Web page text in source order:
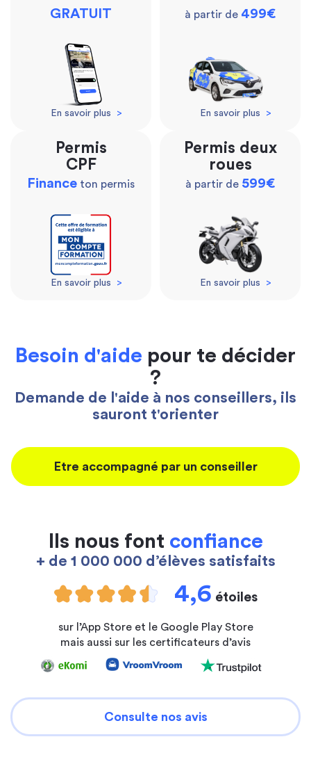
GRATUIT
En savoir plus >
à partir de 499€
En savoir plus >
Permis
CPF
Finance ton permis
En savoir plus >
Permis deux
roues
à partir de 599€
En savoir plus >
Besoin d'aide pour te décider
?
Demande de l'aide à nos conseillers, ils
sauront t'orienter
Etre accompagné par un conseiller
Ils nous font confiance
+ de 1 000 000 d’élèves satisfaits
4,6 étoiles
sur l’App Store et le Google Play Store
mais aussi sur les certificateurs d’avis
Consulte nos avis